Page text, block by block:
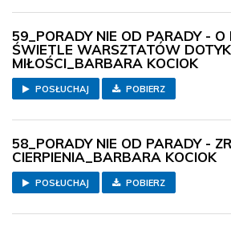
59_PORADY NIE OD PARADY - O
ŚWIETLE WARSZTATÓW DOTYK
MIŁOŚCI_BARBARA KOCIOK
POSŁUCHAJ POBIERZ
58_PORADY NIE OD PARADY -
CIERPIENIA_BARBARA KOCIOK
POSŁUCHAJ POBIERZ